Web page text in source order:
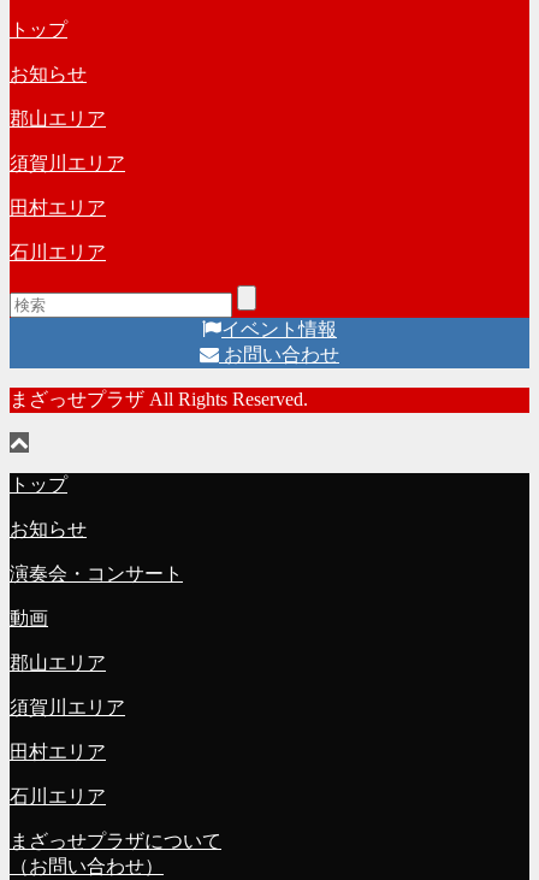
ー
カ
イ
ブ
トップ
お知らせ
郡山エリア
須賀川エリア
田村エリア
石川エリア
イベント情報
お問い合わせ
まざっせプラザ All Rights Reserved.
トップ
お知らせ
演奏会・コンサート
動画
郡山エリア
須賀川エリア
田村エリア
石川エリア
まざっせプラザについて
（お問い合わせ）